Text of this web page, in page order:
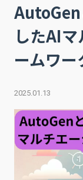
したAI
ームワ
2025.01.13